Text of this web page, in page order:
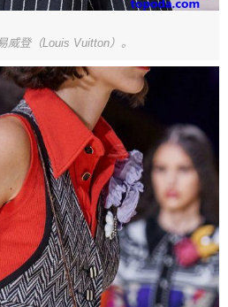
威登（Louis Vuitton）。